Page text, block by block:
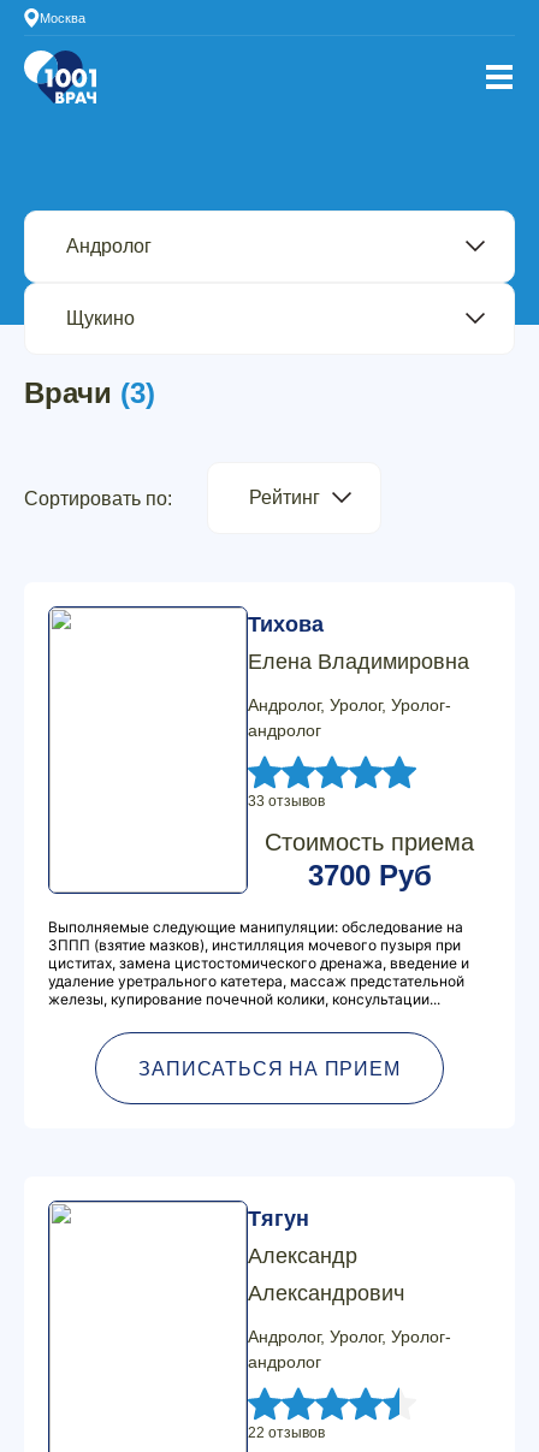
Москва
Врачи (3)
Сортировать по: Рейтинг
Тихова
Елена Владимировна
Андролог, Уролог, Уролог-
андролог
33 отзывов
Стоимость приема
3700 Руб
Выполняемые следующие манипуляции: обследование на
ЗППП (взятие мазков), инстилляция мочевого пузыря при
циститах, замена цистостомического дренажа, введение и
удаление уретрального катетера, массаж предстательной
железы, купирование почечной колики, консультации...
ЗАПИСАТЬСЯ НА ПРИЕМ
Тягун
Александр
Александрович
Андролог, Уролог, Уролог-
андролог
22 отзывов